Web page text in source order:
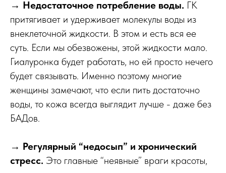
→ Недостаточное потребление воды. ГК
притягивает и удерживает молекулы воды из
внеклеточной жидкости. В этом и есть вся ее
суть. Если мы обезвожены, этой жидкости мало.
Гиалуронка будет работать, но ей просто нечего
будет связывать. Именно поэтому многие
женщины замечают, что если пить достаточно
воды, то кожа всегда выглядит лучше - даже без
БАДов.
→ Регулярный “недосып” и хронический
стресс. Это главные “неявные” враги красоты,